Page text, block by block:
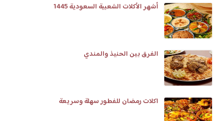
أشهر الأكلات الشعبية السعودية 1445
الفرق بين الحنيذ والمندي
اكلات رمضان للفطور سهلة وسريعة